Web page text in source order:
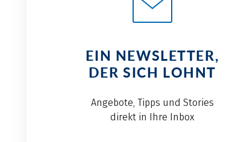
EIN NEWSLETTER,
DER SICH LOHNT
Angebote, Tipps und Stories
direkt in Ihre Inbox